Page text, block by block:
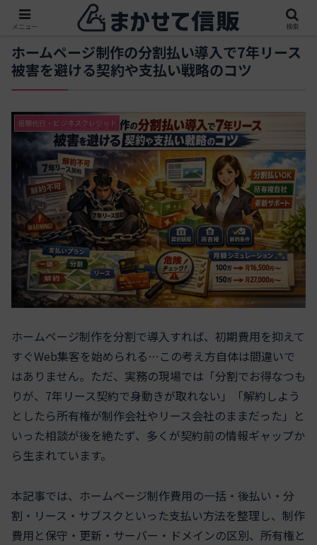
ホームページ制作の分割払い導入で7年リース
被害を避ける契約や支払い戦略のコツ
信販代行・ビジネスクレジット
ホームページ制作を分割で導入すれば、初期費用を抑えて
すぐWeb集客を始められる…この考え方自体は間違いで
はありません。ただ、実務の現場では「分割でお得なつも
りが、7年リース契約で身動きが取れない」「解約しよう
としたら所有権が制作会社やリース会社のままだった」と
いった相談が後を絶たず、多くが契約前の情報ギャップか
ら生まれています。
本記事では、ホームページ制作費用の一括・後払い・分
割・リース・サブスクといった支払い方法を整理し、制作
費用と保守・更新・サーバー・ドメインの区別、所有権と
メニュー 検索